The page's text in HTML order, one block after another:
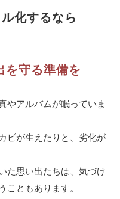
化するなら
を守る準備を
やアルバムが眠っていま
ビが生えたりと、劣化が
た思い出たちは、気づけ
こともあります。